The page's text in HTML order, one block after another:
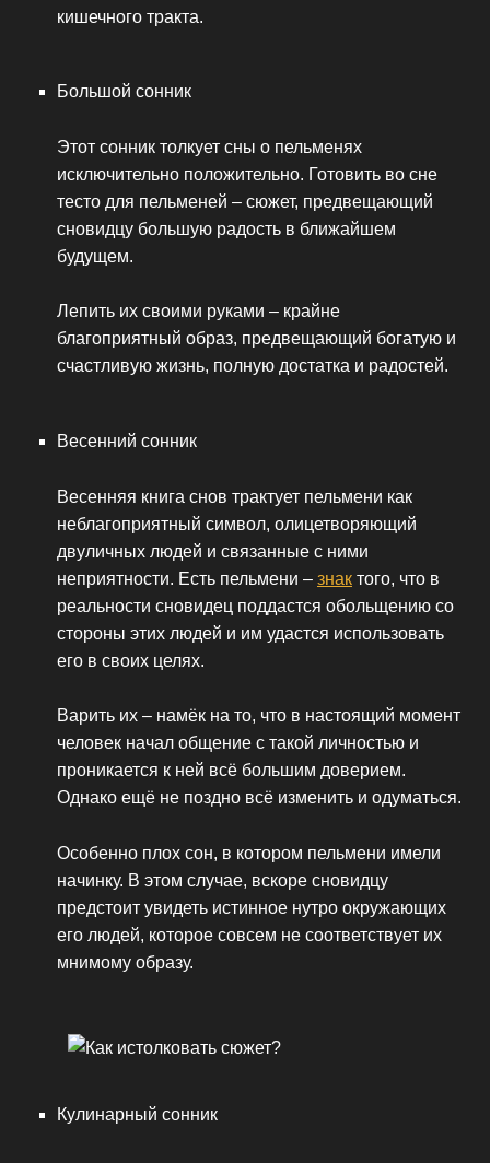
кишечного тракта.
Большой сонник
Этот сонник толкует сны о пельменях
исключительно положительно. Готовить во сне
тесто для пельменей – сюжет, предвещающий
сновидцу большую радость в ближайшем
будущем.
Лепить их своими руками – крайне
благоприятный образ, предвещающий богатую и
счастливую жизнь, полную достатка и радостей.
Весенний сонник
Весенняя книга снов трактует пельмени как
неблагоприятный символ, олицетворяющий
двуличных людей и связанные с ними
неприятности. Есть пельмени – знак того, что в
реальности сновидец поддастся обольщению со
стороны этих людей и им удастся использовать
его в своих целях.
Варить их – намёк на то, что в настоящий момент
человек начал общение с такой личностью и
проникается к ней всё большим доверием.
Однако ещё не поздно всё изменить и одуматься.
Особенно плох сон, в котором пельмени имели
начинку. В этом случае, вскоре сновидцу
предстоит увидеть истинное нутро окружающих
его людей, которое совсем не соответствует их
мнимому образу.
Кулинарный сонник